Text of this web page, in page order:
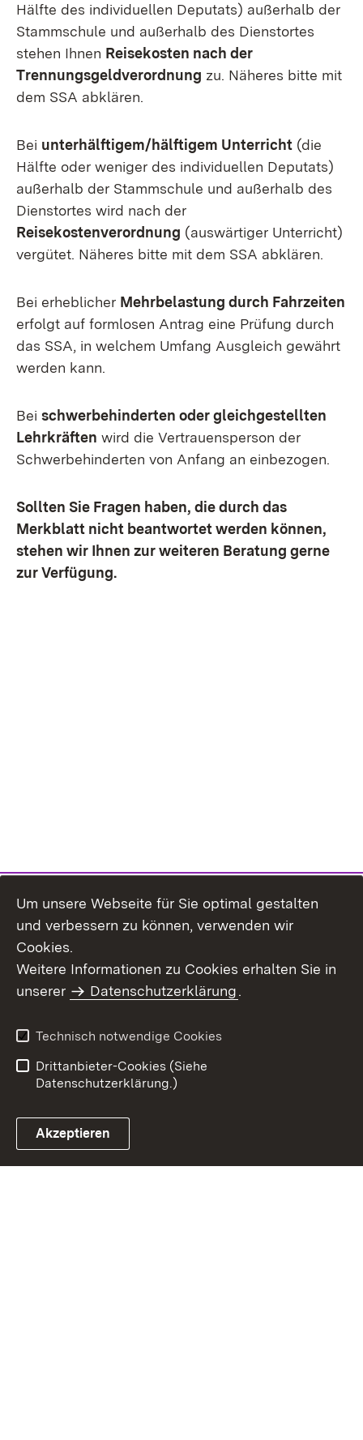
Hälfte des individuellen Deputats) außerhalb der
Stammschule und außerhalb des Dienstortes
stehen Ihnen Reisekosten nach der
Trennungsgeldverordnung zu. Näheres bitte mit
dem SSA abklären.
Bei unterhälftigem/hälftigem Unterricht (die
Hälfte oder weniger des individuellen Deputats)
außerhalb der Stammschule und außerhalb des
Dienstortes wird nach der
Reisekostenverordnung (auswärtiger Unterricht)
vergütet. Näheres bitte mit dem SSA abklären.
Bei erheblicher Mehrbelastung durch Fahrzeiten
erfolgt auf formlosen Antrag eine Prüfung durch
das SSA, in welchem Umfang Ausgleich gewährt
werden kann.
Bei schwerbehinderten oder gleichgestellten
Lehrkräften wird die Vertrauensperson der
Schwerbehinderten von Anfang an einbezogen.
Sollten Sie Fragen haben, die durch das
Merkblatt nicht beantwortet werden können,
stehen wir Ihnen zur weiteren Beratung gerne
zur Verfügung.
Benutzungshinweise
Erklärung zur
Um unsere Webseite für Sie optimal gestalten
und verbessern zu können, verwenden wir
Cookies.
Weitere Informationen zu Cookies erhalten Sie in
unserer
Datenschutzerklärung.
Technisch notwendige Cookies
Drittanbieter-Cookies (Siehe
Datenschutzerklärung.)
Akzeptieren